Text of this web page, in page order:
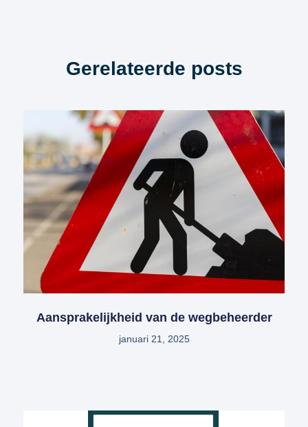
Gerelateerde posts
Aansprakelijkheid van de wegbeheerder
januari 21, 2025